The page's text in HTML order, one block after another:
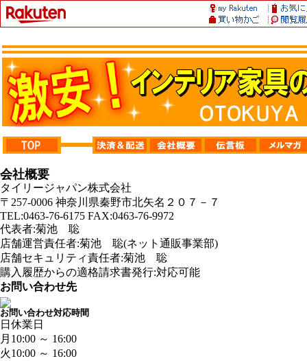
会社概要
タイリージャパン株式会社
〒257-0006 神奈川県秦野市北矢名２０７－７
TEL:0463-76-6175 FAX:0463-76-9972
代表者:菊池 聡
店舗運営責任者:菊池 聡(ネット通販事業部)
店舗セキュリティ責任者:菊池 聡
購入履歴からの適格請求書発行:対応可能
お問い合わせ先
お問い合わせ対応時間
日 休業日
月 10:00 ～ 16:00
火10:00 ～ 16:00